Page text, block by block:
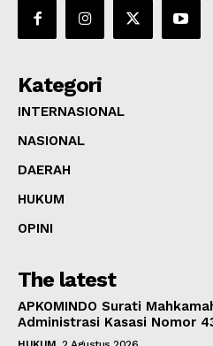
Kategori
INTERNASIONAL
NASIONAL
DAERAH
HUKUM
OPINI
The latest
APKOMINDO Surati
Administrasi Kasasi Nomor